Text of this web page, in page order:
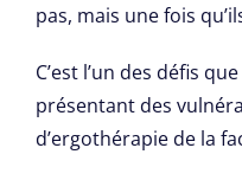
pas, mais une fois
C’est l’un des défis
présentant des
d’ergothérapie de la